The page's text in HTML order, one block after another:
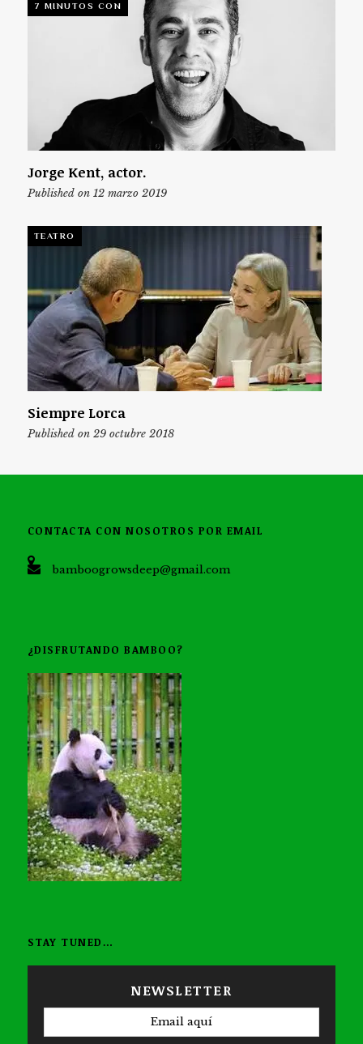
7 MINUTOS CON
Jorge Kent, actor.
Published on 12 marzo 2019
TEATRO
Siempre Lorca
Published on 29 octubre 2018
CONTACTA CON NOSOTROS POR EMAIL
bamboogrowsdeep@gmail.com
¿DISFRUTANDO BAMBOO?
STAY TUNED…
NEWSLETTER